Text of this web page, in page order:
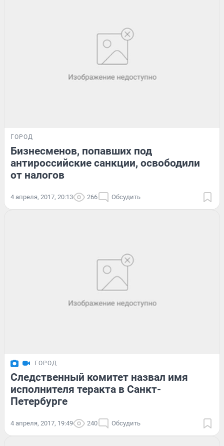
ГОРОД
Бизнесменов, попавших под
антироссийские санкции, освободили
от налогов
4 апреля, 2017, 20:13 266 Обсудить
ГОРОД
Следственный комитет назвал имя
исполнителя теракта в Санкт-
Петербурге
4 апреля, 2017, 19:49 240 Обсудить